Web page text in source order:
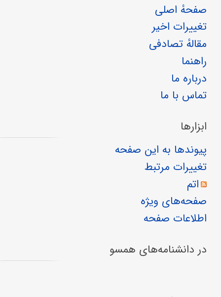
صفحهٔ اصلی
تغییرات اخیر
مقالهٔ تصادفی
راهنما
درباره ما
تماس با ما
ابزارها
پیوندها به این صفحه
تغییرات مرتبط
اتم
صفحه‌های ویژه
اطلاعات صفحه
در دانشنامه‌های همسو